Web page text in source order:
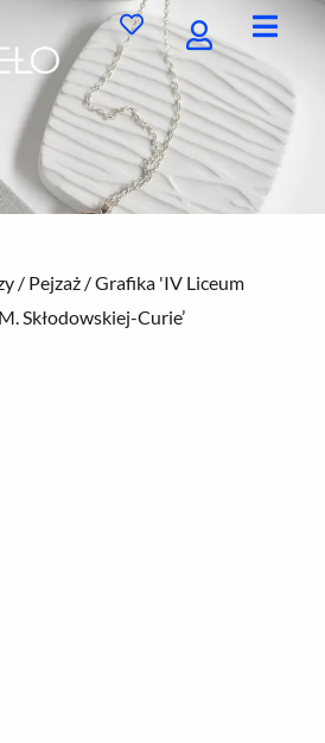
/ Pejzaż / Grafika 'IV Liceum
Skłodowskiej-Curie’